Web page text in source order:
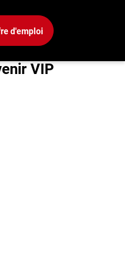
d'emploi
VIP